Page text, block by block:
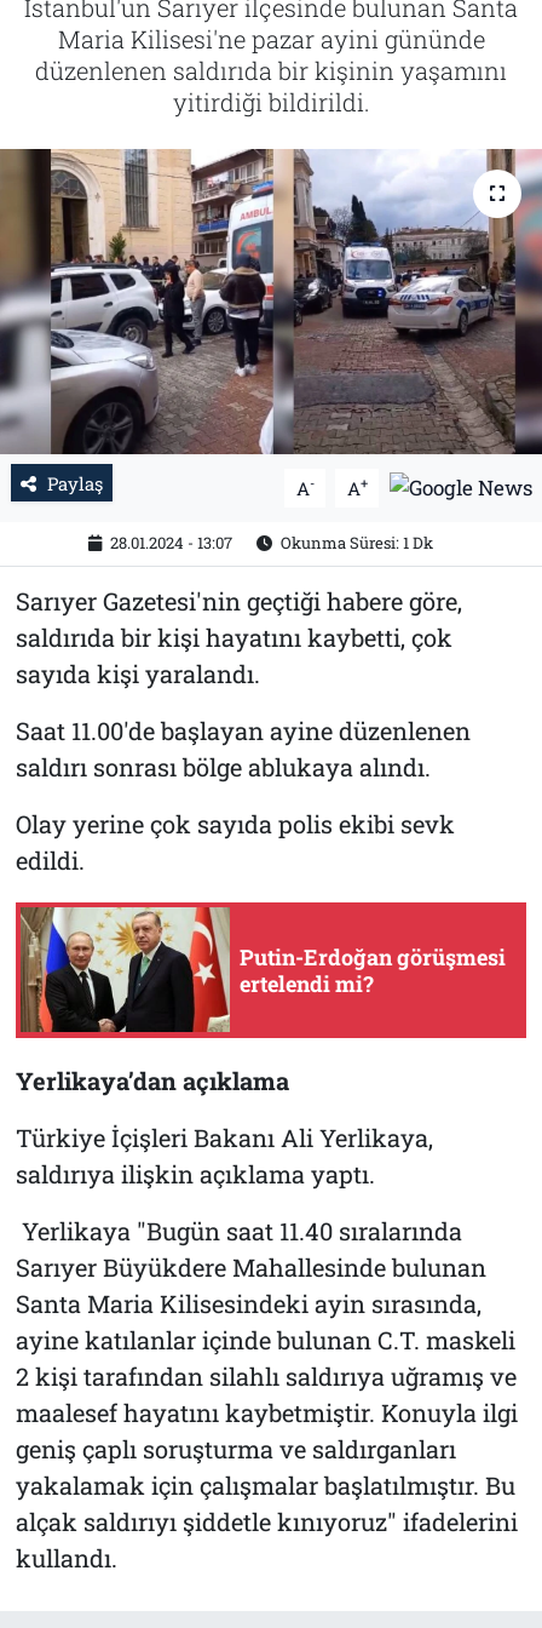
İstanbul'un Sarıyer ilçesinde bulunan Santa
Maria Kilisesi'ne pazar ayini gününde
düzenlenen saldırıda bir kişinin yaşamını
yitirdiği bildirildi.
Paylaş A- A+
28.01.2024 - 13:07 Okunma Süresi: 1 Dk
Sarıyer Gazetesi'nin geçtiği habere göre,
saldırıda bir kişi hayatını kaybetti, çok
sayıda kişi yaralandı.
Saat 11.00'de başlayan ayine düzenlenen
saldırı sonrası bölge ablukaya alındı.
Olay yerine çok sayıda polis ekibi sevk
edildi.
Putin-Erdoğan görüşmesi
ertelendi mi?
Yerlikaya’dan açıklama
Türkiye İçişleri Bakanı Ali Yerlikaya,
saldırıya ilişkin açıklama yaptı.
Yerlikaya "Bugün saat 11.40 sıralarında
Sarıyer Büyükdere Mahallesinde bulunan
Santa Maria Kilisesindeki ayin sırasında,
ayine katılanlar içinde bulunan C.T. maskeli
2 kişi tarafından silahlı saldırıya uğramış ve
maalesef hayatını kaybetmiştir. Konuyla ilgi
geniş çaplı soruşturma ve saldırganları
yakalamak için çalışmalar başlatılmıştır. Bu
alçak saldırıyı şiddetle kınıyoruz" ifadelerini
kullandı.
Tarih
İletişim